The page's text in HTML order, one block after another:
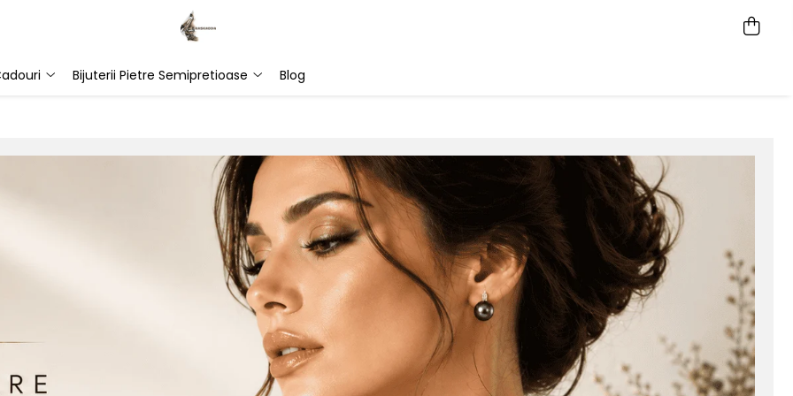
Bijuterii Pietre Semipretioase Blog